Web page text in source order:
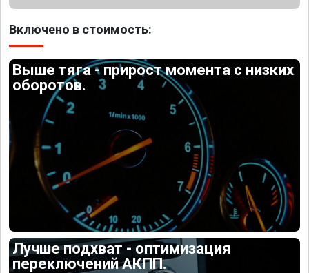
Включено в стоимость:
Выше тяга - прирост момента с низких
оборотов.
Лучше подхват - оптимизация
переключений АКПП.